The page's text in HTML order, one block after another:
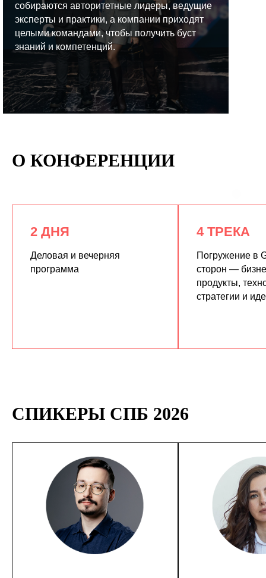
собираются авторитетные лидеры, ведущие
эксперты и практики, а компании приходят
целыми командами, чтобы получить буст
знаний и компетенций.
О КОНФЕРЕНЦИИ
2 ДНЯ
Деловая и вечерняя
программа
4 ТРЕКА
Погружение в
сторон —
продукты,
стратегии и
СПИКЕРЫ СПБ 2026
КУПИТЬ ЗАПИСИ